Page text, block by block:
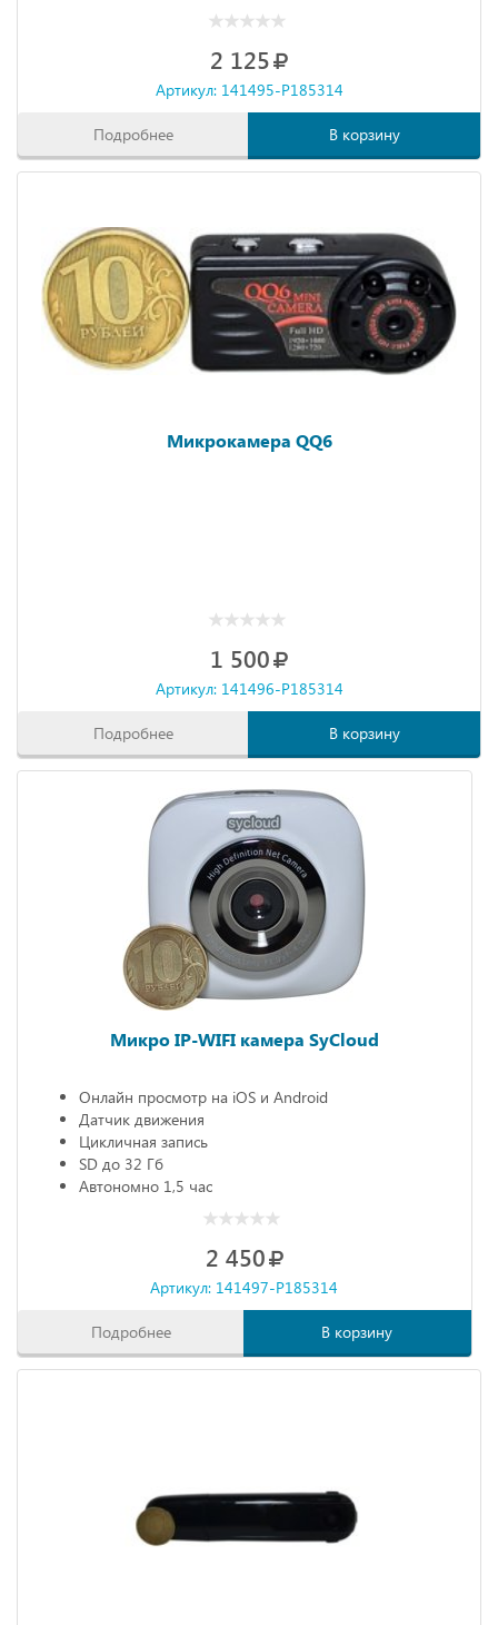
2 125
Артикул: 141495-P185314
Подробнее В корзину
Микрокамера QQ6
1 500
Артикул: 141496-P185314
Подробнее В корзину
Микро IP-WIFI камера SyCloud
Онлайн просмотр на iOS и Android
Датчик движения
Цикличная запись
SD до 32 Гб
Автономно 1,5 час
2 450
Артикул: 141497-P185314
Подробнее В корзину